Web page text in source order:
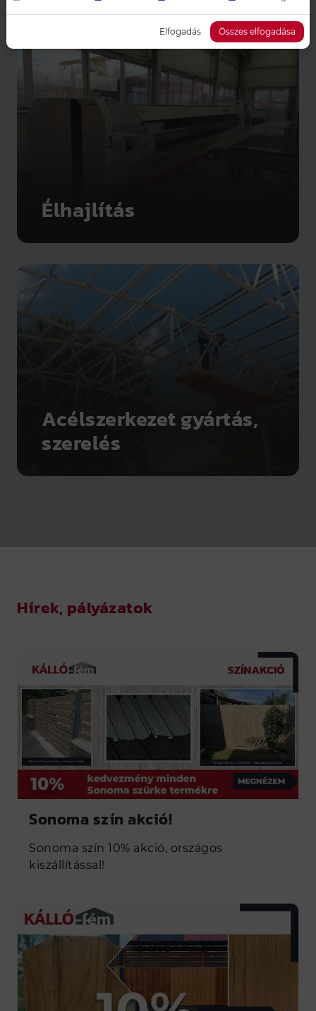
Élhajlítás
Acélszerkezet gyártás,
szerelés
Hírek, pályázatok
Sonoma szín akció!
Sonoma szín 10% akció, országos
kiszállítással!
Elfogadás Összes elfogadása